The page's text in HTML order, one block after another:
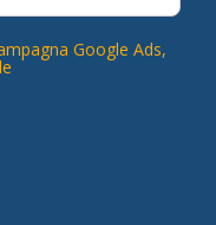
Google Ads,